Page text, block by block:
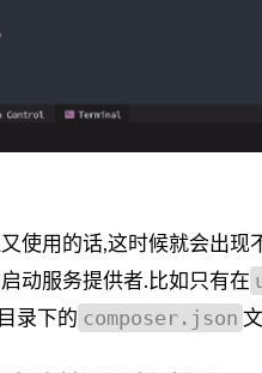
使用的话,这时候就会出现
动服务提供者.比如只有在
录下的 composer.json